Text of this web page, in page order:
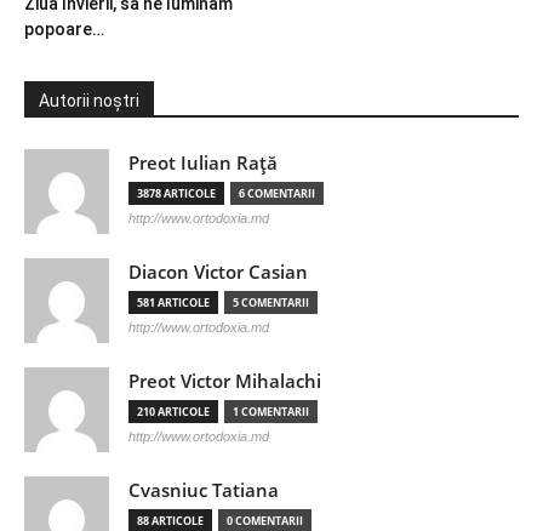
Ziua Învierii, să ne luminăm
popoare…
Autorii noștri
Preot Iulian Raţă
3878 ARTICOLE 6 COMENTARII
http://www.ortodoxia.md
Diacon Victor Casian
581 ARTICOLE 5 COMENTARII
http://www.ortodoxia.md
Preot Victor Mihalachi
210 ARTICOLE 1 COMENTARII
http://www.ortodoxia.md
Cvasniuc Tatiana
88 ARTICOLE 0 COMENTARII